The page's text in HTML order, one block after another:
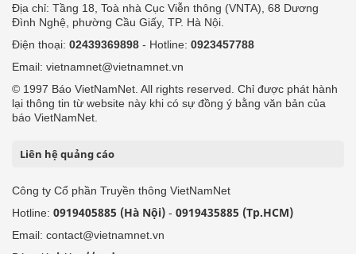
Địa chỉ: Tầng 18, Toà nhà Cục Viễn thông (VNTA), 68 Dương
Đình Nghệ, phường Cầu Giấy, TP. Hà Nội.
Điện thoại: 02439369898 - Hotline: 0923457788
Email: vietnamnet@vietnamnet.vn
© 1997 Báo VietNamNet. All rights reserved. Chỉ được phát hành
lại thông tin từ website này khi có sự đồng ý bằng văn bản của
báo VietNamNet.
Liên hệ quảng cáo
Công ty Cổ phần Truyền thông VietNamNet
Hotline: 0919405885 (Hà Nội) - 0919435885 (Tp.HCM)
Email: contact@vietnamnet.vn